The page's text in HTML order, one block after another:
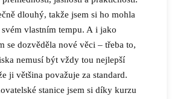
dlouhý, takže jsem si ho mohla
vlastním tempu. A i jako
se dozvěděla nové věci – třeba to,
nemusí být vždy tou nejlepší
ji většina považuje za standard.
stanice jsem si díky kurzu